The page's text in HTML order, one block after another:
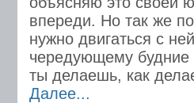
впереди. Но так же
нужно двигаться с
чередующему
ты делаешь, как
Далее...